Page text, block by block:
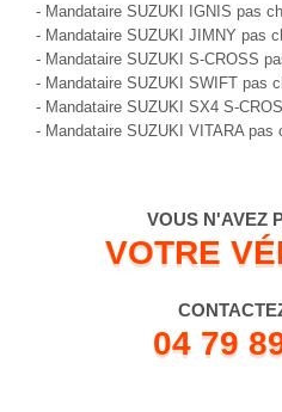
- Mandataire SUZUKI IGNIS pas
- Mandataire SUZUKI JIMNY pas
- Mandataire SUZUKI S-CROSS
- Mandataire SUZUKI SWIFT pas
- Mandataire SUZUKI SX4 S-
- Mandataire SUZUKI VITARA pas
VOUS N'AVEZ
VOTRE
04 79